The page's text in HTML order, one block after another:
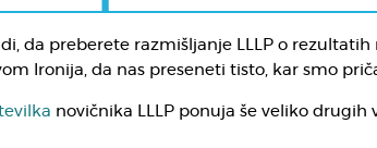
da preberete razmišljanje LLLP o rezultatih
Ironija, da nas preseneti tisto, kar smo
novičnika LLLP ponuja še veliko drugih